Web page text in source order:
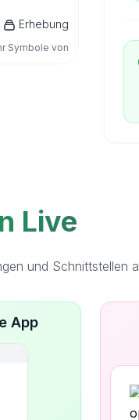
Erhebung
Symbole von
Live
und Schnittstellen
App